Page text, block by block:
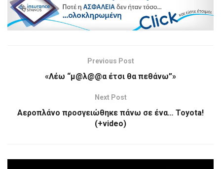
Previous Post
«Λέω “μ@λ@@α έτσι θα πεθάνω”»
Next Post
Αεροπλάνο προσγειώθηκε πάνω σε ένα… Toyota!
(+video)